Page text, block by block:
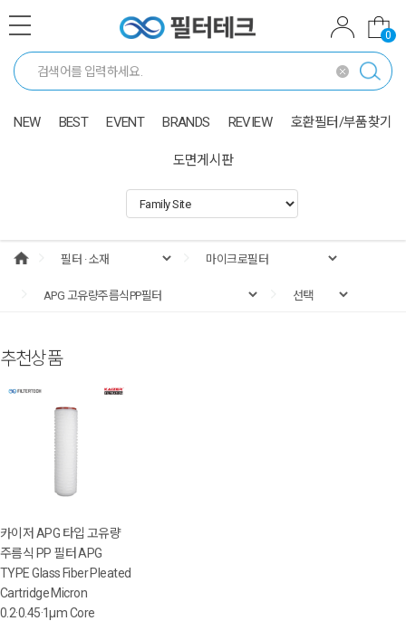
0
NEW BEST EVENT BRANDS REVIEW 호환필터/부품찾기
도면게시판
추천상품
카이저 APG 타입 고유량
주름식 PP 필터 APG
TYPE Glass Fiber Pleated
Cartridge Micron
0.2·0.45·1µm Core